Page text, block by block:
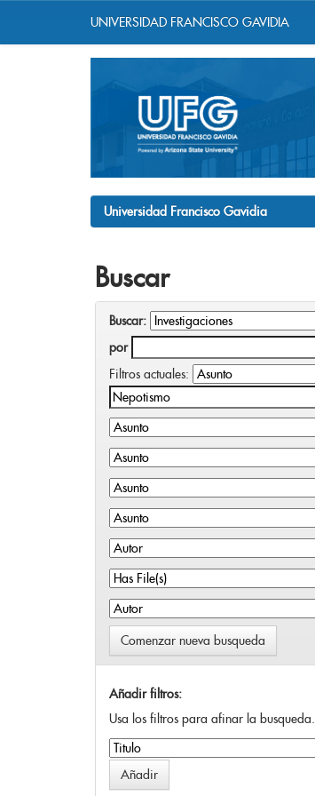
UNIVERSIDAD FRANCISCO GAVIDIA
Universidad Francisco Gavidia
Buscar
Buscar:
por
Filtros actuales:
Comenzar nueva busqueda
Añadir filtros:
Usa los filtros para afinar la busqueda.